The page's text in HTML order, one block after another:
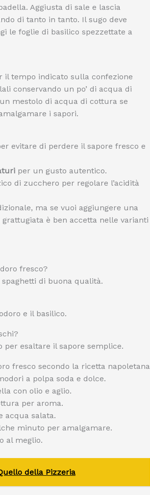
Aggiusta di sale e lascia
di tanto in tanto. Il sugo deve
le foglie di basilico spezzettate a
il tempo indicato sulla confezione
conservando un po’ di acqua di
mestolo di acqua di cottura se
i sapori.
evitare di perdere il sapore fresco e
per un gusto autentico.
di zucchero per regolare l’acidità
ma se vuoi aggiungere una
è ben accetta nelle varianti
fresco?
spaghetti di buona qualità.
e il basilico.
esaltare il sapore semplice.
fresco secondo la ricetta napoletana
a polpa soda e dolce.
con olio e aglio.
per aroma.
acqua salata.
minuto per amalgamare.
al meglio.
della Pizzeria